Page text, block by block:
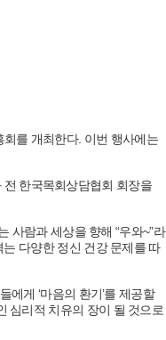
회를 개최한다. 이번 행사에는
한국목회상담협회 회장을
사람과 세상을 향해 “우와~”라
다양한 정신 건강 문제를 따
에게 ‘마음의 환기’를 제공할
심리적 치유의 장이 될 것으로